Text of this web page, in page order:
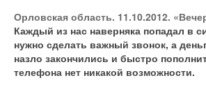
Орловская область. 11.10.2012.
Каждый из нас наверняка попадал в
нужно сделать важный звонок, а
назло закончились и быстро
телефона нет никакой возможности.